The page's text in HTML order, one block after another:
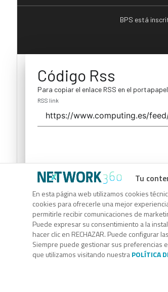
Tu
En esta página web utilizamos cookies
cookies para ofrecerle una mejor
permitirle recibir comunicaciones de
Puede expresar su consentimiento a la
hacer clic en RECHAZAR. Puede configurar
Siempre puede gestionar sus preferencias
que utilizamos visitando nuestraPOLÍTICA
BPS está
Código Rss
Para copiar el enlace RSS en el
RSS link
Código Rss
Para copiar el enlace RSS en el